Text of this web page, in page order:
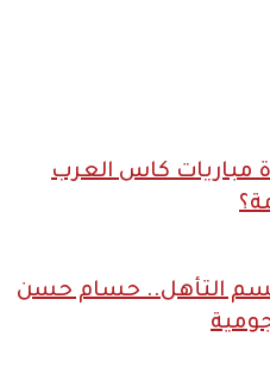
كاس العرب
التأهل.. حسام حسن